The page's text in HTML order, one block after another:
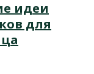
идеи
для